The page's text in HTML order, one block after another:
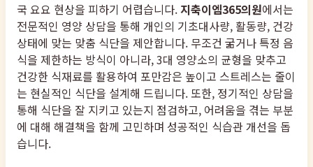
국 요요 현상을 피하기 어렵습니다. 지축이엠365의원에서는
전문적인 영양 상담을 통해 개인의 기초대사량, 활동량, 건강
상태에 맞는 맞춤 식단을 제안합니다. 무조건 굶거나 특정 음
식을 제한하는 방식이 아니라, 3대 영양소의 균형을 맞추고
건강한 식재료를 활용하여 포만감은 높이고 스트레스는 줄이
는 현실적인 식단을 설계해 드립니다. 또한, 정기적인 상담을
통해 식단을 잘 지키고 있는지 점검하고, 어려움을 겪는 부분
에 대해 해결책을 함께 고민하며 성공적인 식습관 개선을 돕
습니다.